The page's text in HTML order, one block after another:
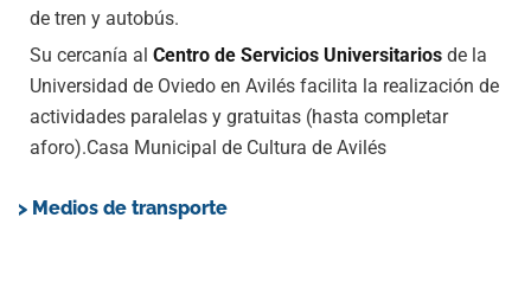
de tren y autobús.
Su cercanía al Centro de Servicios Universitarios de la
Universidad de Oviedo en Avilés facilita la realización de
actividades paralelas y gratuitas (hasta completar
aforo).Casa Municipal de Cultura de Avilés
> Medios de transporte